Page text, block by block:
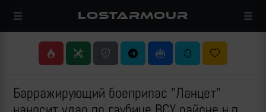
LOSTARMOUR
Барражирующий боеприпас "Ланцет"